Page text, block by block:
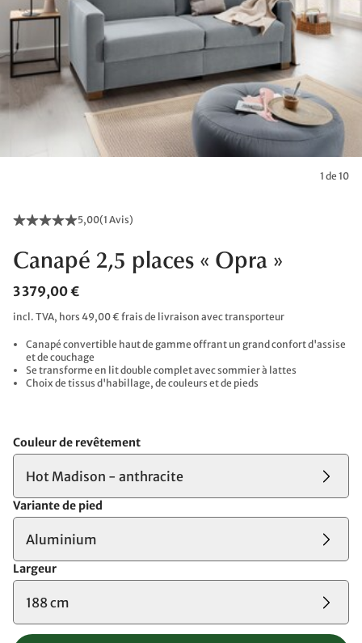
1 de 10
5,00(1 Avis)
Canapé 2,5 places « Opra »
3 379,00 €
incl. TVA, hors 49,00 € frais de livraison avec transporteur
Canapé convertible haut de gamme offrant un grand confort d'assise
et de couchage
Se transforme en lit double complet avec sommier à lattes
Choix de tissus d'habillage, de couleurs et de pieds
Couleur de revêtement
Hot Madison - anthracite
Variante de pied
Aluminium
Largeur
188 cm